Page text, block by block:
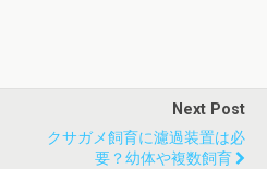
Next Post
クサガメ飼育に濾過装置は必
要？幼体や複数飼育